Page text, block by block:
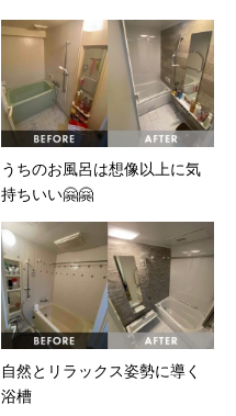
うちのお風呂は想像以上に気
持ちいい🤗🤗
自然とリラックス姿勢に導く
浴槽